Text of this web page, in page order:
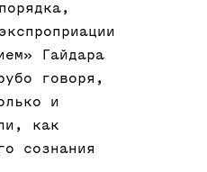
Гайдара
говоря,
и
как
сознания